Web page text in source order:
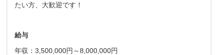
たい方、大歓迎です！
給与
年収：3,500,000円～8,000,000円